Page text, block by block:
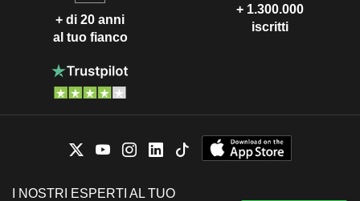
+ di 20 anni
al tuo fianco
+ 1.300.000
iscritti
I NOSTRI ESPERTI AL TUO